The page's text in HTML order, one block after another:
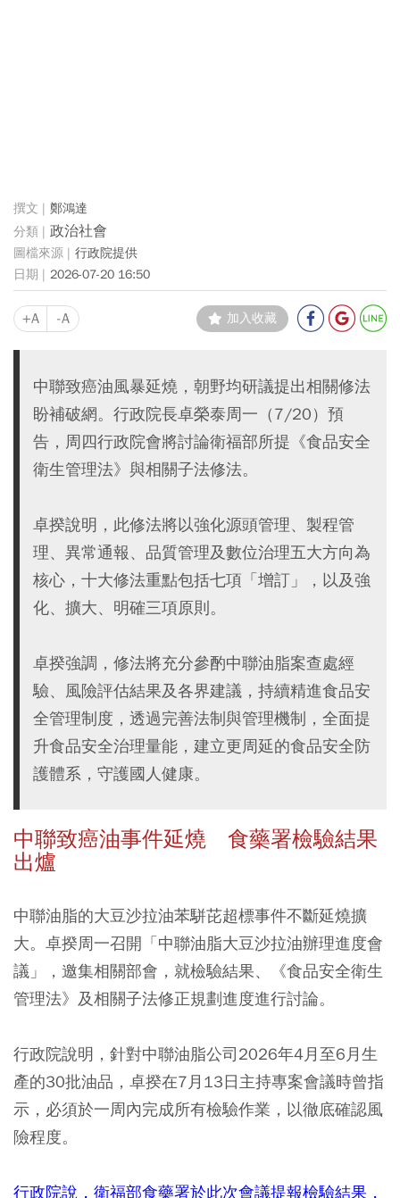
鄭鴻達
政治社會
行政院提供
2026-07-20 16:50
+A -A 加入收藏
中聯致癌油風暴延燒，朝野均研議提出相關修法
盼補破網。行政院長卓榮泰周一（7/20）預
告，周四行政院會將討論衛福部所提《食品安全
衛生管理法》與相關子法修法。
卓揆說明，此修法將以強化源頭管理、製程管
理、異常通報、品質管理及數位治理五大方向為
核心，十大修法重點包括七項「增訂」，以及強
化、擴大、明確三項原則。
卓揆強調，修法將充分參酌中聯油脂案查處經
驗、風險評估結果及各界建議，持續精進食品安
全管理制度，透過完善法制與管理機制，全面提
升食品安全治理量能，建立更周延的食品安全防
護體系，守護國人健康。
中聯致癌油事件延燒 食藥署檢驗結果
出爐
中聯油脂的大豆沙拉油苯駢芘超標事件不斷延燒擴
大。卓揆周一召開「中聯油脂大豆沙拉油辦理進度會
議」，邀集相關部會，就檢驗結果、《食品安全衛生
管理法》及相關子法修正規劃進度進行討論。
行政院說明，針對中聯油脂公司2026年4月至6月生
產的30批油品，卓揆在7月13日主持專案會議時曾指
示，必須於一周內完成所有檢驗作業，以徹底確認風
險程度。
行政院說，衛福部食藥署於此次會議提報檢驗結果，